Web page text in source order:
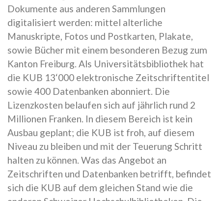
Dokumente aus anderen Sammlungen
digitalisiert werden: mittel alterliche
Manuskripte, Fotos und Postkarten, Plakate,
sowie Bücher mit einem besonderen Bezug zum
Kanton Freiburg. Als Universitätsbibliothek hat
die KUB 13‘000 elektronische Zeitschriftentitel
sowie 400 Datenbanken abonniert. Die
Lizenzkosten belaufen sich auf jährlich rund 2
Millionen Franken. In diesem Bereich ist kein
Ausbau geplant; die KUB ist froh, auf diesem
Niveau zu bleiben und mit der Teuerung Schritt
halten zu können. Was das Angebot an
Zeitschriften und Datenbanken betrifft, befindet
sich die KUB auf dem gleichen Stand wie die